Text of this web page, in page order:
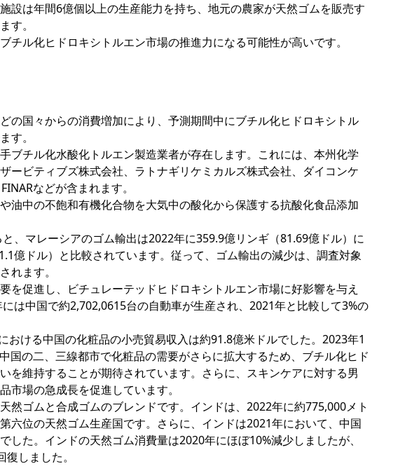
設は年間6億個以上の生産能力を持ち、地元の農家が天然ゴムを販売す
す。
チル化ヒドロキシトルエン市場の推進力になる可能性が高いです。
の国々からの消費増加により、予測期間中にブチル化ヒドロキシトル
す。
ブチル化水酸化トルエン製造業者が存在します。これには、本州化学
ービティブズ株式会社、ラトナギリケミカルズ株式会社、ダイコンケ
などが含まれます。
油中の不飽和有機化合物を大気中の酸化から保護する抗酸化食品添加
、マレーシアのゴム輸出は2022年に359.9億リンギ（81.69億ドル）に
億ドル）と比較されています。従って、ゴム輸出の減少は、調査対象
れます。
を促進し、ビチュレーテッドヒドロキシトルエン市場に好影響を与え
は中国で約2,702,0615台の自動車が生産され、2021年と比較して3%の
おける中国の化粧品の小売貿易収入は約91.8億米ドルでした。2023年1
国の二、三線都市で化粧品の需要がさらに拡大するため、ブチル化ヒド
を維持することが期待されています。さらに、スキンケアに対する男
市場の急成長を促進しています。
然ゴムと合成ゴムのブレンドです。インドは、2022年に約775,000メト
六位の天然ゴム生産国です。さらに、インドは2021年において、中国
した。インドの天然ゴム消費量は2020年にほぼ10%減少しましたが、
しました。